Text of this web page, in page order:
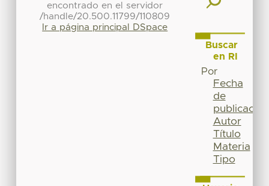
encontrado en el servidor
/handle/20.500.11799/110809
Ir a página principal DSpace
Buscar
en RI
Por
Fecha
de
publicación
Autor
Título
Materia
Tipo